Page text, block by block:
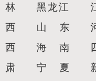
黑龙江
山 东
海 南
宁 夏